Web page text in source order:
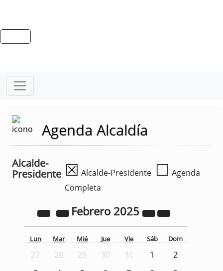
Agenda Alcaldía
Alcalde-
Presidente ☒ Alcalde-Presidente ☐ Agenda
Completa
Febrero 2025
Lun Mar Mié Jue Vie Sáb Dom
27 28 29 30 31 1
2